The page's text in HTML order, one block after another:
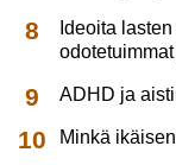
Ideoita
ADHD ja
Minkä